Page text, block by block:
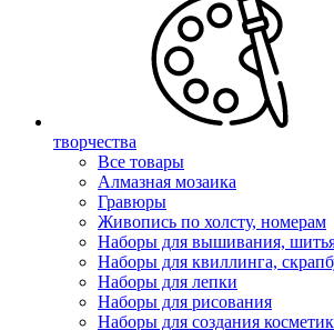
творчества
Все товары
Алмазная мозаика
Гравюры
Живопись по холсту, номерам
Наборы для вышивания,
Наборы для квиллинга,
Наборы для лепки
Наборы для рисования
Наборы для создания